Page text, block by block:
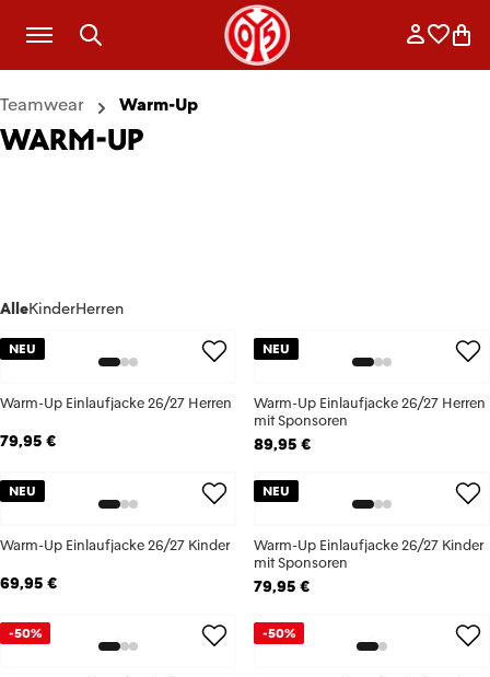
Zum Hauptinhalt springen
Teamwear Warm-Up
WARM-UP
AlleKinderHerren
NEU
Warm-Up Einlaufjacke 26/27 Herren
79,95 €
NEU
Warm-Up Einlaufjacke 26/27 Herren
mit Sponsoren
89,95 €
NEU
Warm-Up Einlaufjacke 26/27 Kinder
69,95 €
NEU
Warm-Up Einlaufjacke 26/27 Kinder
mit Sponsoren
79,95 €
-50% -50%